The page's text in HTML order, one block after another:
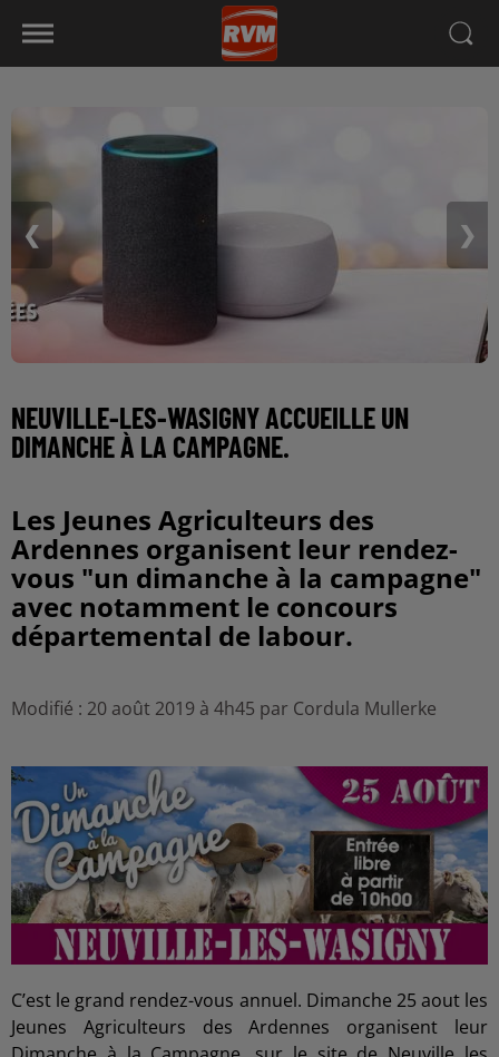
❮ ❯
NEUVILLE-LES-WASIGNY ACCUEILLE UN
DIMANCHE À LA CAMPAGNE.
Les Jeunes Agriculteurs des
Ardennes organisent leur rendez-
vous "un dimanche à la campagne"
avec notamment le concours
départemental de labour.
Modifié : 20 août 2019 à 4h45 par Cordula Mullerke
C’est le grand rendez-vous annuel. Dimanche 25 aout les
Jeunes Agriculteurs des Ardennes organisent leur